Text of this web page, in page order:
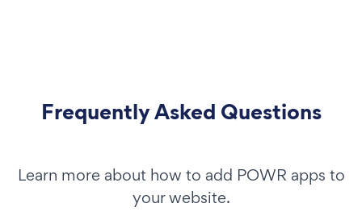
Frequently Asked Questions
Learn more about how to add POWR apps to
your website.